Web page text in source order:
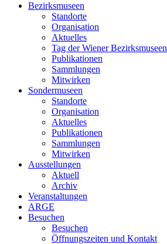
Bezirksmuseen
Standorte
Organisation
Aktuelles
Tag der Wiener Bezirksmuseen
Publikationen
Sammlungen
Mitwirken
Sondermuseen
Standorte
Organisation
Aktuelles
Publikationen
Sammlungen
Mitwirken
Ausstellungen
Aktuell
Archiv
Veranstaltungen
ARGE
Besuchen
Besuchen
Öffnungszeiten und Kontakt